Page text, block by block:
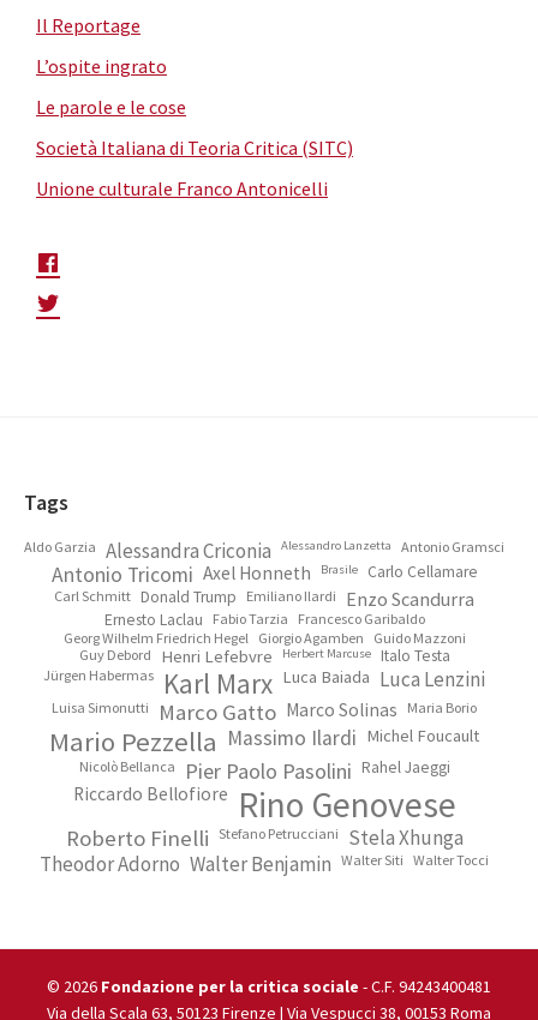
Il Reportage
L’ospite ingrato
Le parole e le cose
Società Italiana di Teoria Critica (SITC)
Unione culturale Franco Antonicelli
Footer
Tags
Aldo Garzia Alessandra Criconia Alessandro Lanzetta Antonio Gramsci
Antonio Tricomi Axel Honneth Brasile Carlo Cellamare
Carl Schmitt Donald Trump Emiliano Ilardi Enzo Scandurra
Ernesto Laclau Fabio Tarzia
Francesco Garibaldo
Georg Wilhelm Friedrich Hegel
Giorgio Agamben
Guido Mazzoni
Guy Debord
Henri Lefebvre Herbert Marcuse Italo Testa
Jürgen Habermas Karl Marx Luca Baiada Luca Lenzini
Luisa Simonutti Marco Gatto Marco Solinas Maria Borio
Mario Pezzella Massimo Ilardi Michel Foucault
Nicolò Bellanca Pier Paolo Pasolini Rahel Jaeggi
Riccardo Bellofiore Rino Genovese
Roberto Finelli Stefano Petrucciani
Stela Xhunga
Theodor Adorno Walter Benjamin Walter Siti Walter Tocci
© 2026 Fondazione per la critica sociale - C.F. 94243400481
Via della Scala 63, 50123 Firenze | Via Vespucci 38, 00153 Roma